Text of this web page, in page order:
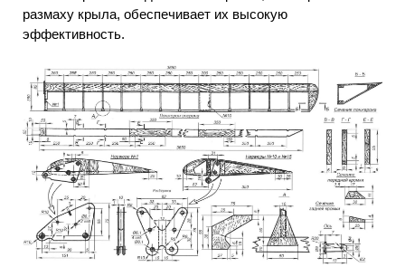
размаху крыла, обеспечивает их высокую
эффективность.